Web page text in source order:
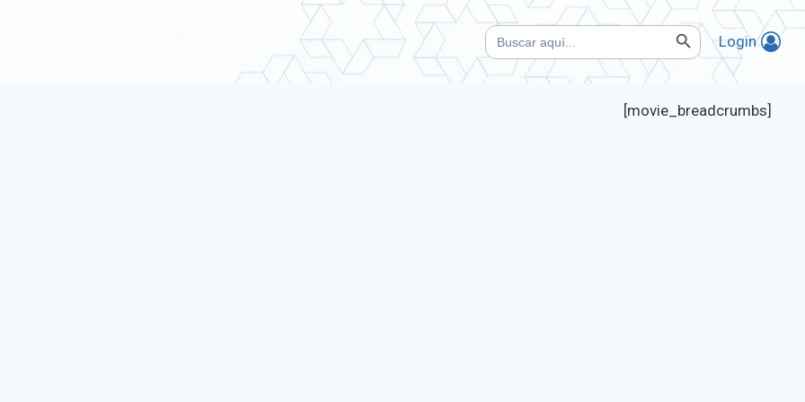
Buscar: Botón de búsqueda
Login
[movie_breadcrumbs]